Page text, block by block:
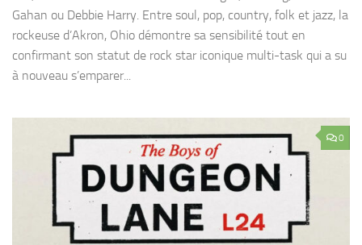
Gahan ou Debbie Harry. Entre soul, pop, country, folk et jazz, la
rockeuse d’Akron, Ohio démontre sa sensibilité tout en
confirmant son statut de rock star iconique multi-task qui a su
à nouveau s’emparer...
0